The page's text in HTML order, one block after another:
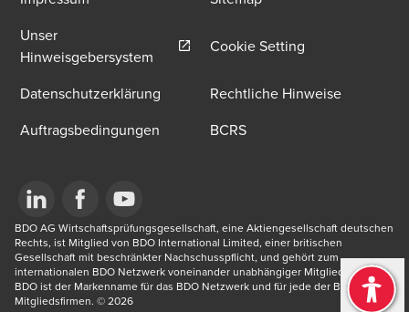
Unser
Hinweisgebersystem Opens in a new window/tab
Cookie Setting
Datenschutzerklärung
Rechtliche Hinweise
Auftragsbedingungen
BCRS
Opens in a new window/tab
Opens in a new window/tab
Opens in a new window/tab
BDO AG Wirtschaftsprüfungsgesellschaft, eine Aktiengesellschaft deutschen
Rechts, ist Mitglied von BDO International Limited, einer britischen
Gesellschaft mit beschränkter Nachschusspflicht, und gehört zum
internationalen BDO Netzwerk voneinander unabhängiger Mitgliedsfirmen.
BDO ist der Markenname für das BDO Netzwerk und für jede der BDO
Mitgliedsfirmen.​ © 2026